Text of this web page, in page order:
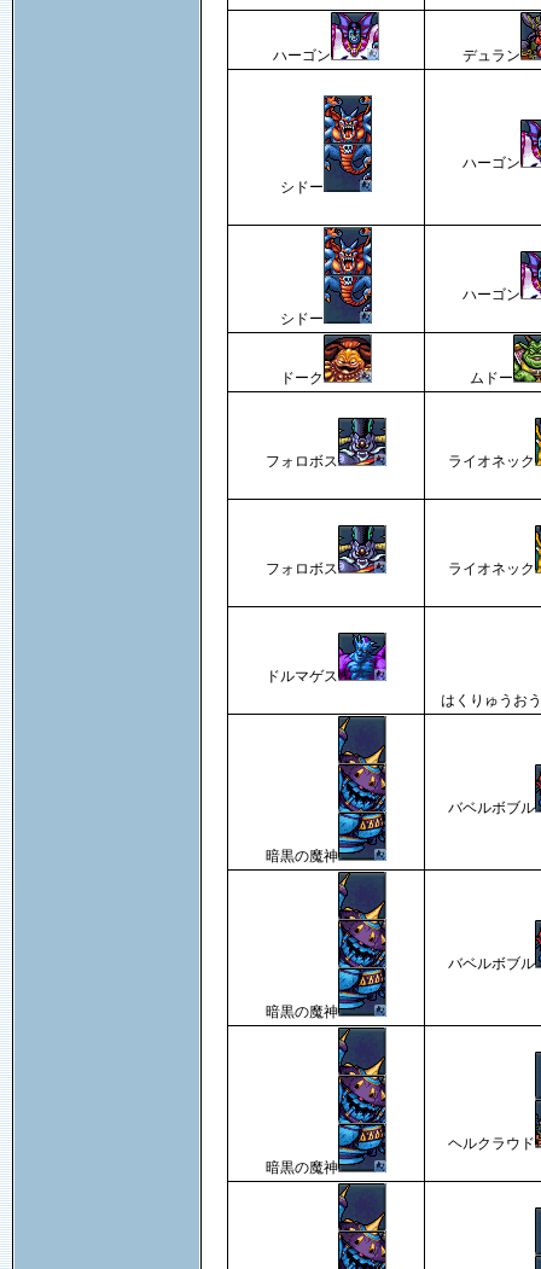
ハーゴン デュラン
シドー
ハーゴン
シドー
ハーゴン
ドーク ムドー
フォロボス ライオネック
フォロボス ライオネック
ドルマゲス
はくりゅうおう
暗黒の魔神
バベルボブル
暗黒の魔神
バベルボブル
暗黒の魔神
ヘルクラウド